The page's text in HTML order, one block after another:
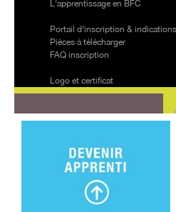
L'apprentissage en BFC
Portail d'inscription & indications
Pièces à télécharger
FAQ inscription
Logo et certificat